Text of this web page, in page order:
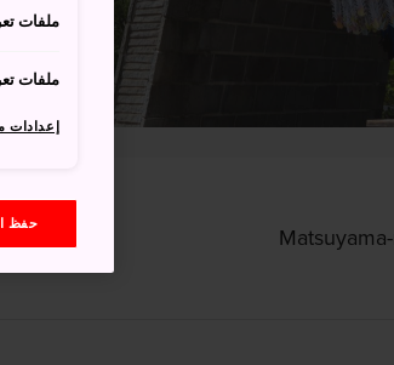
ملفات
ملفات
إعدادات
حفظ